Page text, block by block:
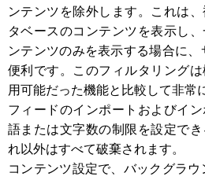
ンテンツを除外します。これは
タベースのコンテンツを表示し
ンテンツのみを表示する場合に
便利です。このフィルタリング
用可能だった機能と比較して非常
フィードのインポートおよびイ
語または文字数の制限を設定で
れ以外はすべて破棄されます。
コンテンツ設定で、バックグラ